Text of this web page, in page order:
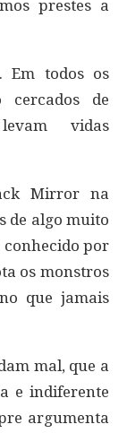
prestes a
Em todos os
cercados de
vidas
Mirror na
de algo muito
conhecido por
os monstros
que jamais
mal, que a
e indiferente
argumenta